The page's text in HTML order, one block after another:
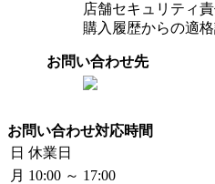
店舗セキュリティ
購入履歴からの適
お問い合わせ先
お問い合わせ対応時間
日 休業日
月 10:00 ～ 17:00